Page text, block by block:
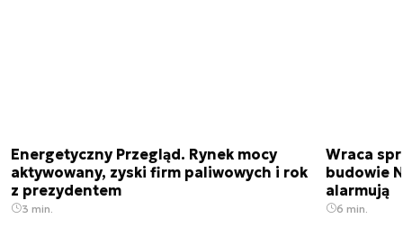
Energetyczny Przegląd. Rynek mocy
aktywowany, zyski firm paliwowych i rok
z prezydentem
3 min.
Wraca
budowie
alarmują
6 min.